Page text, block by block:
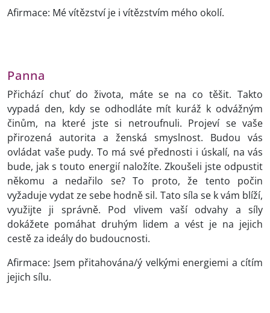
Afirmace: Mé vítězství je i vítězstvím mého okolí.
Panna
Přichází chuť do života, máte se na co těšit. Takto
vypadá den, kdy se odhodláte mít kuráž k odvážným
činům, na které jste si netroufnuli. Projeví se vaše
přirozená autorita a ženská smyslnost. Budou vás
ovládat vaše pudy. To má své přednosti i úskalí, na vás
bude, jak s touto energií naložíte. Zkoušeli jste odpustit
někomu a nedařilo se? To proto, že tento počin
vyžaduje vydat ze sebe hodně sil. Tato síla se k vám blíží,
využijte ji správně. Pod vlivem vaší odvahy a síly
dokážete pomáhat druhým lidem a vést je na jejich
cestě za ideály do budoucnosti.
Afirmace: Jsem přitahována/ý velkými energiemi a cítím
jejich sílu.